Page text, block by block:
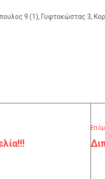
9 (1), Γυφτοκώστας 3,